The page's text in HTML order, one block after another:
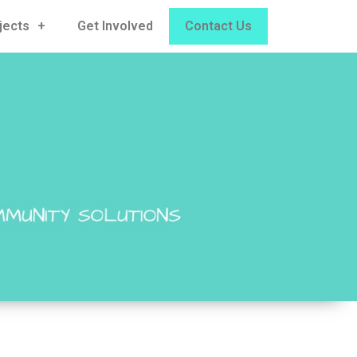
Get Involved Contact Us